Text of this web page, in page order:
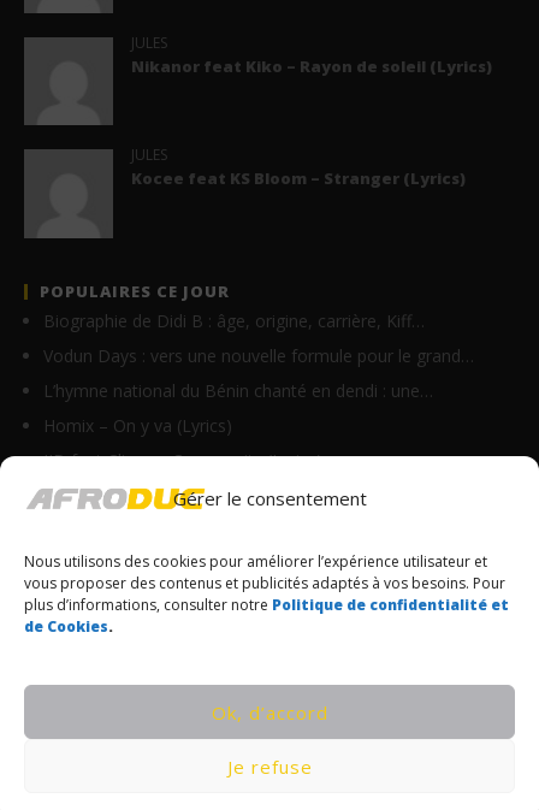
Gérer le consentement
Nous utilisons des cookies pour améliorer l’expérience utilisateur et
vous proposer des contenus et publicités adaptés à vos besoins. Pour
plus d’informations, consulter notre Politique de confidentialité et
de Cookies.
Ok, d’accord
Je refuse
JULES
Nikanor feat Kiko – Rayon de soleil (Lyrics)
JULES
Kocee feat KS Bloom – Stranger (Lyrics)
POPULAIRES CE JOUR
Biographie de Didi B : âge, origine, carrière, Kiff…
Vodun Days : vers une nouvelle formule pour le grand…
L’hymne national du Bénin chanté en dendi : une…
Homix – On y va (Lyrics)
JID feat Clipse – Community (Lyrics)
Ninho – AU 33ÈME (Lyrics)
Defty – Pull up (Lyrics)
Esther Do – Elohim (Lyrics)
Joshua Baraka – This Time (Lyrics)
© Copyrights Afroduc | Tous droits réservés
POLITIQUE DE CONFIDENTIALITÉ